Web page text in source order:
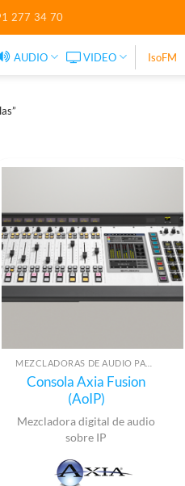
277 34 70
AUDIO VIDEO IsoFM
Consola Axia Fusion
(AoIP)
Mezcladora digital de audio
sobre IP